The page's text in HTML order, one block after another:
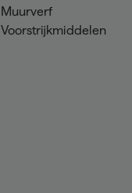
Muurverf
Voorstrijkmiddelen